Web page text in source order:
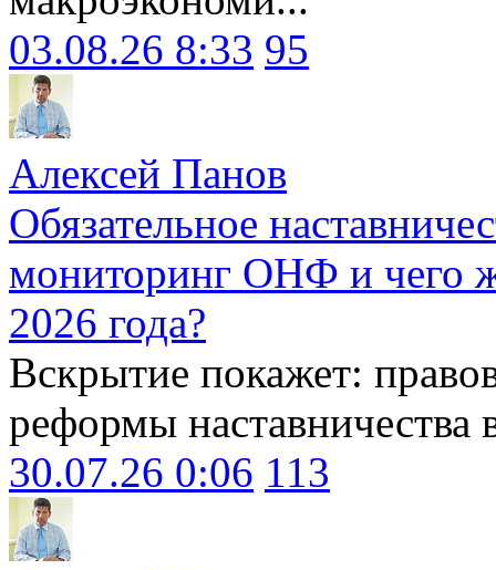
03.08.26 8:33 95
Алексей Панов
Обязательное
мониторинг ОНФ и чего
2026 года?
Вскрытие покажет:
реформы наставничества
30.07.26 0:06 113